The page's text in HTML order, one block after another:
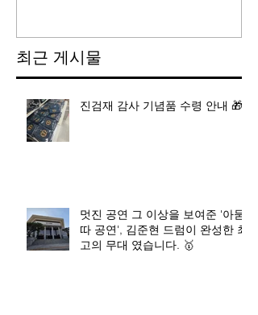
최근 게시물
진검재 감사 기념품 수령 안내 🎁
멋진 공연 그 이상을 보여준 '아묻
따 공연', 김준현 드럼이 완성한 최
고의 무대 였습니다. 🥇